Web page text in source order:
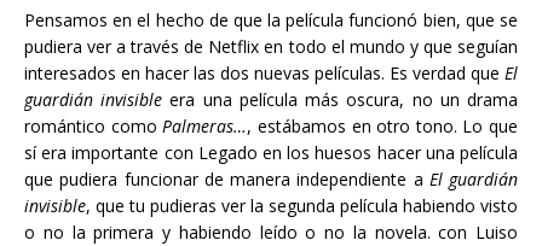
Pensamos en el hecho de que la película funcionó bien, que se
pudiera ver a través de Netflix en todo el mundo y que seguían
interesados en hacer las dos nuevas películas. Es verdad que El
guardián invisible era una película más oscura, no un drama
romántico comoPalmeras…, estábamos en otro tono. Lo que
sí era importante con Legado en los huesos hacer una película
que pudiera funcionar de manera independiente a El guardián
invisible, que tu pudieras ver la segunda película habiendo visto
o no la primera y habiendo leído o no la novela. con Luiso